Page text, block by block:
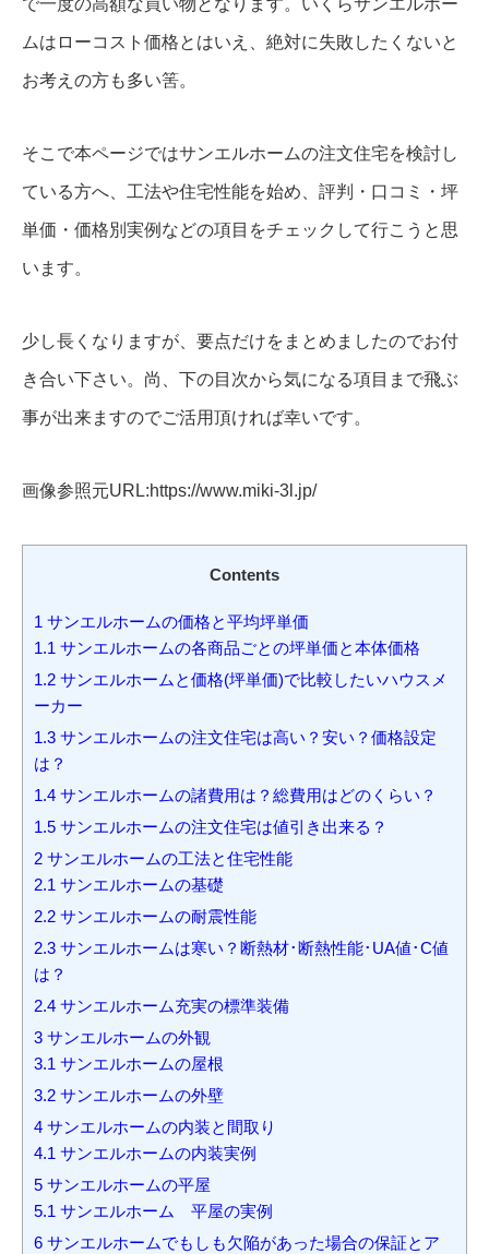
で一度の高額な買い物となります。いくらサンエルホー
ムはローコスト価格とはいえ、絶対に失敗したくないと
お考えの方も多い筈。
そこで本ページではサンエルホームの注文住宅を検討し
ている方へ、工法や住宅性能を始め、評判・口コミ・坪
単価・価格別実例などの項目をチェックして行こうと思
います。
少し長くなりますが、要点だけをまとめましたのでお付
き合い下さい。尚、下の目次から気になる項目まで飛ぶ
事が出来ますのでご活用頂ければ幸いです。
画像参照元URL:https://www.miki-3l.jp/
Contents
1 サンエルホームの価格と平均坪単価
1.1 サンエルホームの各商品ごとの坪単価と本体価格
1.2 サンエルホームと価格(坪単価)で比較したいハウスメ
ーカー
1.3 サンエルホームの注文住宅は高い？安い？価格設定
は？
1.4 サンエルホームの諸費用は？総費用はどのくらい？
1.5 サンエルホームの注文住宅は値引き出来る？
2 サンエルホームの工法と住宅性能
2.1 サンエルホームの基礎
2.2 サンエルホームの耐震性能
2.3 サンエルホームは寒い？断熱材･断熱性能･UA値･C値
は？
2.4 サンエルホーム充実の標準装備
3 サンエルホームの外観
3.1 サンエルホームの屋根
3.2 サンエルホームの外壁
4 サンエルホームの内装と間取り
4.1 サンエルホームの内装実例
5 サンエルホームの平屋
5.1 サンエルホーム 平屋の実例
6 サンエルホームでもしも欠陥があった場合の保証とア